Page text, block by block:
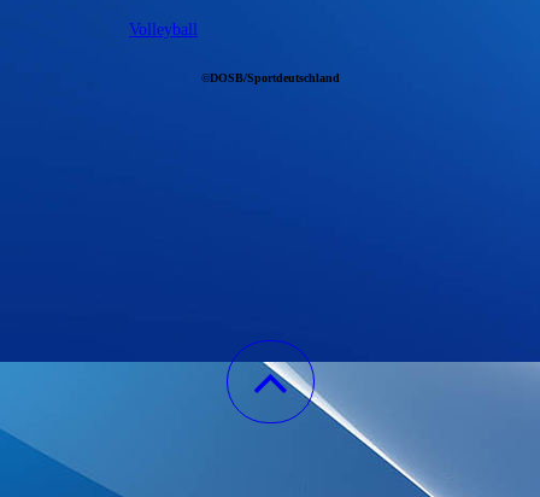
Volleyball
©DOSB/Sportdeutschland